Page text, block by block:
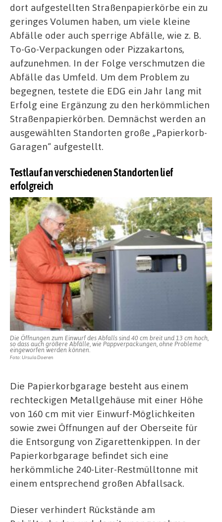
dort aufgestellten Straßenpapierkörbe ein zu
geringes Volumen haben, um viele kleine
Abfälle oder auch sperrige Abfälle, wie z. B.
To-Go-Verpackungen oder Pizzakartons,
aufzunehmen. In der Folge verschmutzen die
Abfälle das Umfeld. Um dem Problem zu
begegnen, testete die EDG ein Jahr lang mit
Erfolg eine Ergänzung zu den herkömmlichen
Straßenpapierkörben. Demnächst werden an
ausgewählten Standorten große „Papierkorb-
Garagen“ aufgestellt.
Testlauf an verschiedenen Standorten lief
erfolgreich
Die Öffnungen zum Einwurf des Abfalls sind 40 cm breit und 13 cm hoch,
so dass auch größere Abfälle, wie Pappverpackungen, ohne Probleme
eingeworfen werden können.
Foto: Ursula Doeren
Die Papierkorbgarage besteht aus einem
rechteckigen Metallgehäuse mit einer Höhe
von 160 cm mit vier Einwurf-Möglichkeiten
sowie zwei Öffnungen auf der Oberseite für
die Entsorgung von Zigarettenkippen. In der
Papierkorbgarage befindet sich eine
herkömmliche 240-Liter-Restmülltonne mit
einem entsprechend großen Abfallsack.
Dieser verhindert Rückstände am